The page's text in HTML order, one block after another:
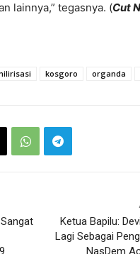
lainnya,” tegasnya. (Cut
kosgoro organda
Ketua Bapilu:
Lagi Sebagai
NasDem